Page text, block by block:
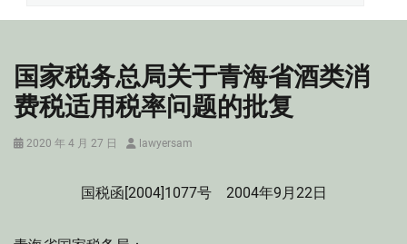
国家税务总局关于青海省酒类消
费税适用税率问题的批复
Posted
2020 年 4 月 27 日 Authorlawyersam
国税函[2004]1077号 2004年9月22日